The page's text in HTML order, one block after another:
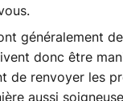
généralement
donc être
de renvoyer les
aussi